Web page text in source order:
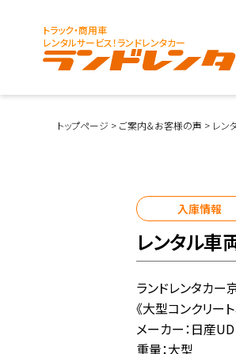
トラック・商用車
レンタルサービス！ランドレンタカー
トップページ > ご案内＆お客様の声 > レン
入庫情報
レンタル車
ランドレンタカー
《大型コンクリー
メーカー：日産UD
重量：大型